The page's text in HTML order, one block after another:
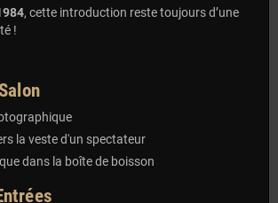
, cette introduction reste toujours d’une
!
la veste d'un spectateur
dans la boîte de boisson